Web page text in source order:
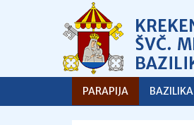
PARAPIJA BAZILIKA